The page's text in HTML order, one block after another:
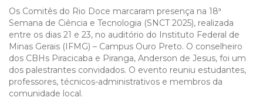
Os Comitês do Rio Doce marcaram presença na 18ª
Semana de Ciência e Tecnologia (SNCT 2025), realizada
entre os dias 21 e 23, no auditório do Instituto Federal de
Minas Gerais (IFMG) – Campus Ouro Preto. O conselheiro
dos CBHs Piracicaba e Piranga, Anderson de Jesus, foi um
dos palestrantes convidados. O evento reuniu estudantes,
professores, técnicos-administrativos e membros da
comunidade local.